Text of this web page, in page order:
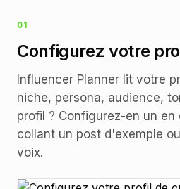
01
Configurez votre
Influencer Planner lit votre
niche, persona, audience,
profil ? Configurez-en un en
collant un post d'exemple
voix.